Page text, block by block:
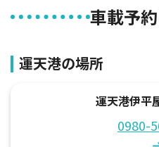
車載予
運天港の場所
運天港伊平
0980-